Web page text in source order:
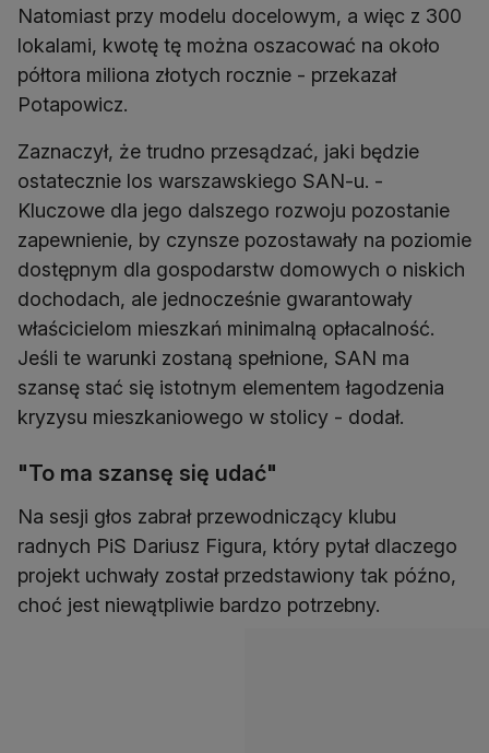
Natomiast przy modelu docelowym, a więc z 300
lokalami, kwotę tę można oszacować na około
półtora miliona złotych rocznie - przekazał
Potapowicz.
Zaznaczył, że trudno przesądzać, jaki będzie
ostatecznie los warszawskiego SAN-u. -
Kluczowe dla jego dalszego rozwoju pozostanie
zapewnienie, by czynsze pozostawały na poziomie
dostępnym dla gospodarstw domowych o niskich
dochodach, ale jednocześnie gwarantowały
właścicielom mieszkań minimalną opłacalność.
Jeśli te warunki zostaną spełnione, SAN ma
szansę stać się istotnym elementem łagodzenia
kryzysu mieszkaniowego w stolicy - dodał.
"To ma szansę się udać"
Na sesji głos zabrał przewodniczący klubu
radnych PiS Dariusz Figura, który pytał dlaczego
projekt uchwały został przedstawiony tak późno,
choć jest niewątpliwie bardzo potrzebny.